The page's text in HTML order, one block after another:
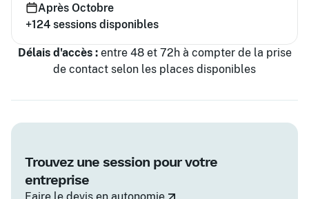
Après Octobre
+124 sessions disponibles
Délais d'accès :entre 48 et 72h à compter de la prise
de contact selon les places disponibles
Trouvez une session pour votre
entreprise